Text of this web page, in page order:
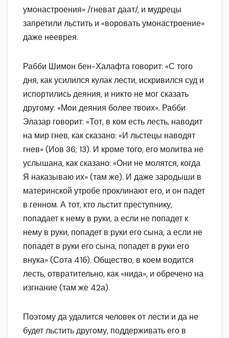
умонастроения» /гневат даат/, и мудрецы
запретили льстить и «воровать умонастроение»
даже нееврея.
Рабби Шимон бен-Халафта говорит: «С того
дня, как усилился кулак лести, искривился суд и
испортились деяния, и никто не мог сказать
другому: «Мои деяния более твоих». Рабби
Элазар говорит: «Тот, в ком есть лесть, наводит
на мир гнев, как сказано: «И льстецы наводят
гнев» (Иов 36; 13). И кроме того, его молитва не
услышана, как сказано: «Они не молятся, когда
Я наказываю их» (там же). И даже зародыши в
материнской утробе проклинают его, и он падет
в генном. А тот, кто льстит преступнику,
попадает к нему в руки, а если не попадет к
нему в руки, попадет в руки его сына, а если не
попадет в руки его сына, попадет в руки его
внука» (Сота 41б). Общество, в коем водится
лесть, отвратительно, как «нида», и обречено на
изгнание (там же 42а).
Поэтому да удалится человек от лести и да не
будет льстить другому, поддерживать его в